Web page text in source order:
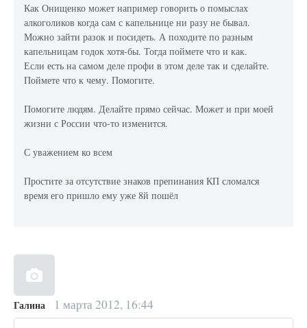
Как Онищенко может например говорить о помыслах
алкоголиков когда сам с капельнице ни разу не бывал.
Можно зайти разок и посидеть. А походите по разным
капельницам годок хотя-бы. Тогда поймете что и как.
Если есть на самом деле профи в этом деле так и сделайте.
Поймете что к чему. Помогите.
Помогите людям. Делайте прямо сейчас. Может и при моей
жизни с России что-то изменится.
С уважением ко всем
Простите за отсутствие знаков препинания КП сломался
время его пришло ему уже 8й пошёл
Галина 1 марта 2012, 16:44